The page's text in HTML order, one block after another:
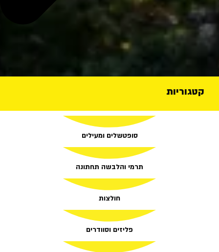
קטגוריות
סופטשלים ומעילים
תרמי והלבשה תחתונה
חולצות
פליזים וסוודרים